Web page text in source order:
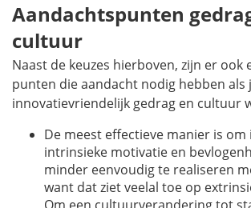
Aandachtspunten
cultuur
Naast de keuzes hierboven, zijn er ook
punten die aandacht nodig hebben als
innovatievriendelijk gedrag en cultuur
De meest effectieve manier is om
intrinsieke motivatie en
minder eenvoudig te realiseren
want dat ziet veelal toe op